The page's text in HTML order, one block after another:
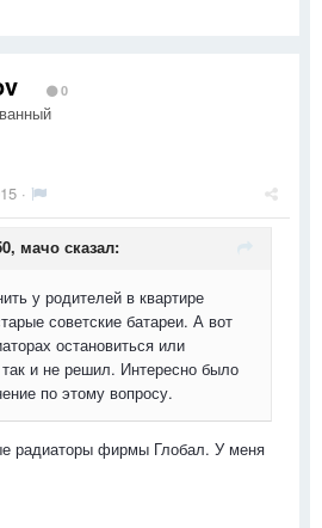
0
·
мачо сказал:
у родителей в квартире
советские батареи. А вот
остановиться или
и не решил. Интересно было
по этому вопросу.
радиаторы фирмы Глобал. У меня